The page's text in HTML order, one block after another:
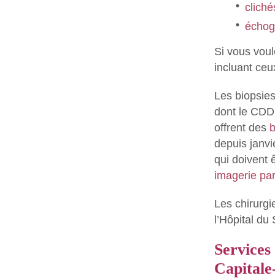
Si vous
incluant
Les
dont le
offrent des
depuis
qui doivent
imagerie
Les
l’Hôpital